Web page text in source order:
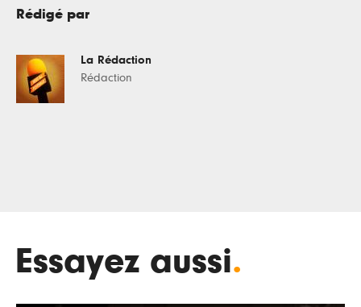
Rédigé par
La Rédaction
Rédaction
Essayez aussi.